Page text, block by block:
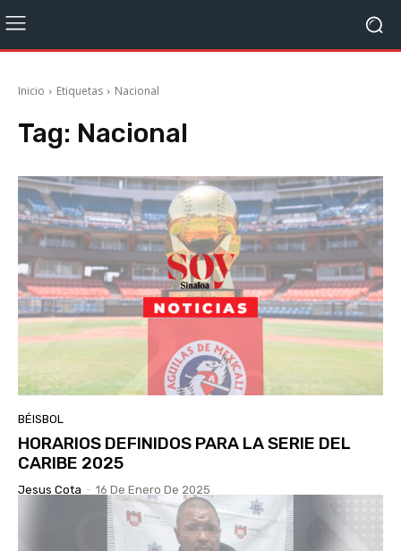
Inicio Etiquetas Nacional
Tag: Nacional
BÉISBOL
HORARIOS DEFINIDOS PARA LA SERIE DEL
CARIBE 2025
Jesus Cota - 16 De Enero De 2025